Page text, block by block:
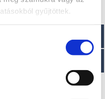
gyűjtöttek.